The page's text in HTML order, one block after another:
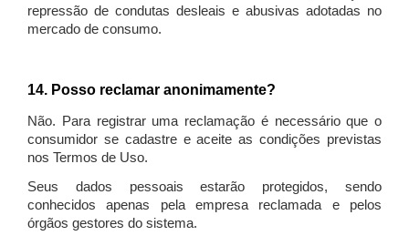
repressão de condutas desleais e abusivas adotadas no
mercado de consumo.
14. Posso reclamar anonimamente?
Não. Para registrar uma reclamação é necessário que o
consumidor se cadastre e aceite as condições previstas
nos Termos de Uso.
Seus dados pessoais estarão protegidos, sendo
conhecidos apenas pela empresa reclamada e pelos
órgãos gestores do sistema.